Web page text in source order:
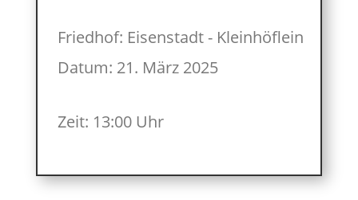
Friedhof: Eisenstadt - Kleinhöflein
Datum: 21. März 2025
Zeit: 13:00 Uhr